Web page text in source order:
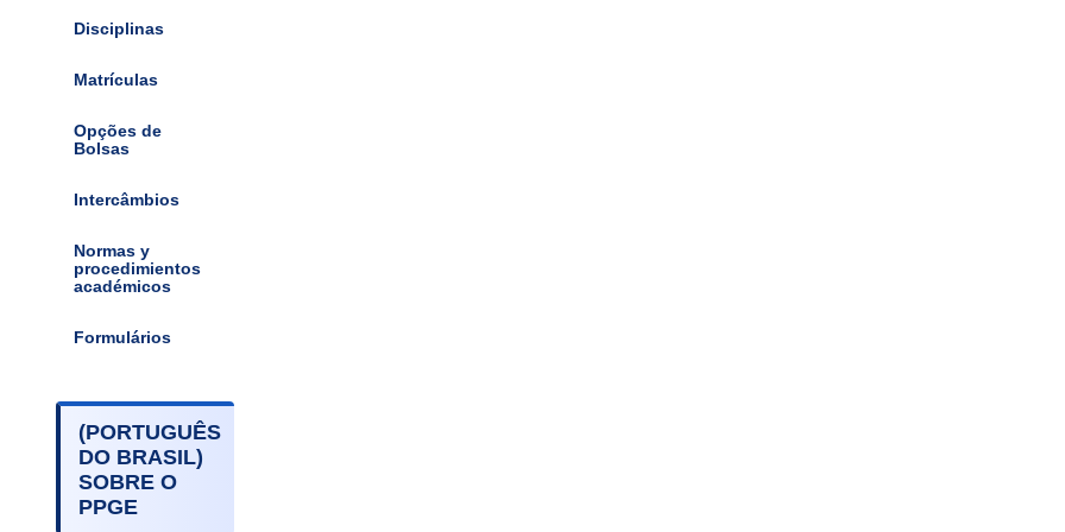
Disciplinas
Matrículas
Opções de
Bolsas
Intercâmbios
Normas y
procedimientos
académicos
Formulários
(PORTUGUÊS
DO BRASIL)
SOBRE O
PPGE